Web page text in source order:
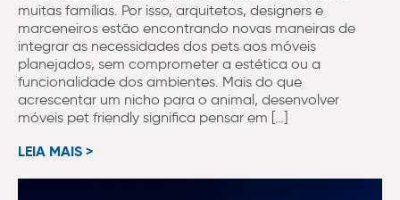
muitas famílias. Por isso, arquitetos, designers e
marceneiros estão encontrando novas maneiras de
integrar as necessidades dos pets aos móveis
planejados, sem comprometer a estética ou a
funcionalidade dos ambientes. Mais do que
acrescentar um nicho para o animal, desenvolver
móveis pet friendly significa pensar em […]
LEIA MAIS >